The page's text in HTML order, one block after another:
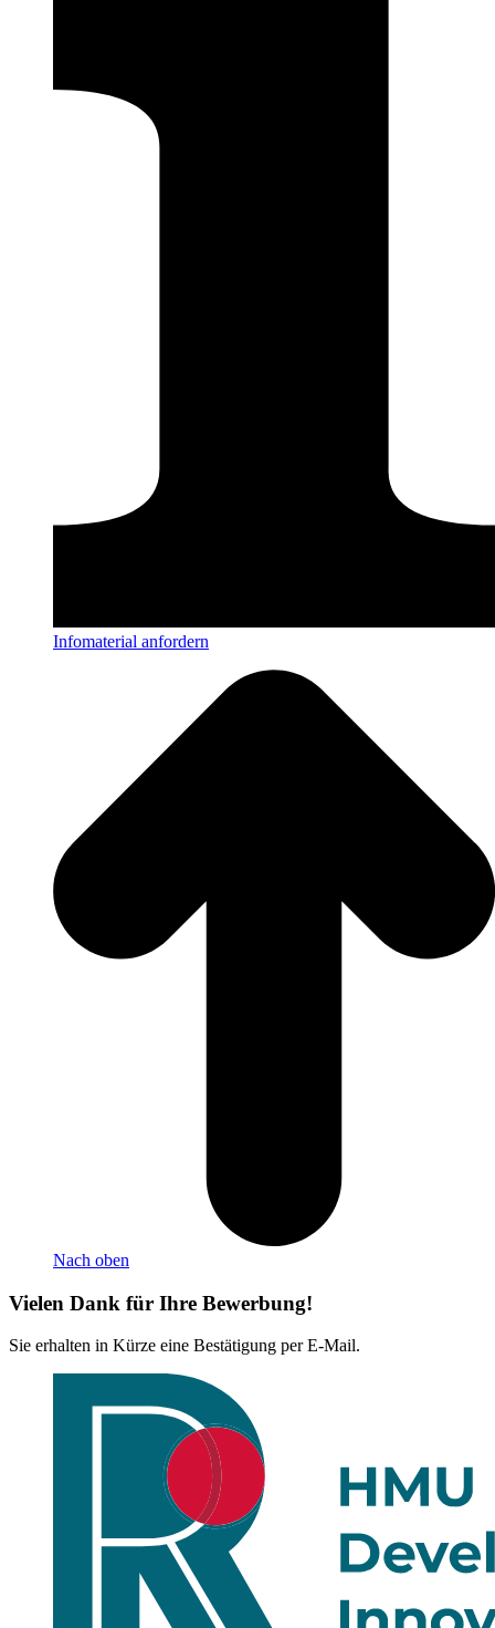
Infomaterial anfordern
Nach oben
Vielen Dank für Ihre Bewerbung!
Sie erhalten in Kürze eine Bestätigung per E-Mail.